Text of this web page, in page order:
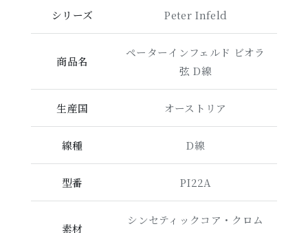
シリーズ Peter Infeld
商品名
ペーターインフェルド ビオラ
弦 D線
生産国 オーストリア
線種 D線
型番 PI22A
素材
シンセティックコア・クロム